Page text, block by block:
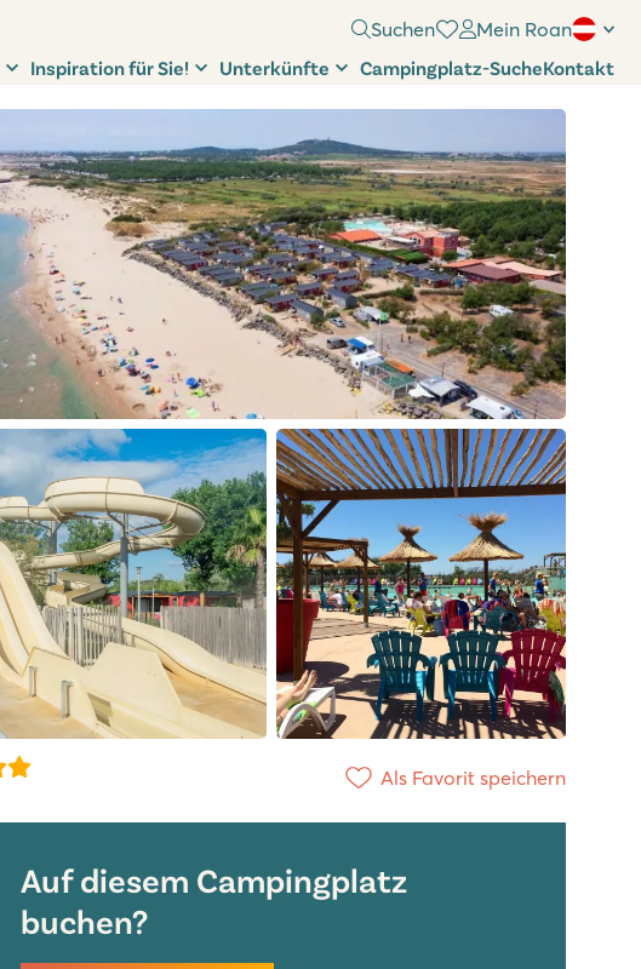
Suchen Mein Roan
Inspiration für Sie! Unterkünfte Campingplatz-SucheKontakt
Als Favorit speichern
Auf diesem Campingplatz
buchen?